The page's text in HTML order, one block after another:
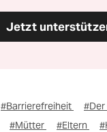
Jetzt
#Barrierefreiheit
#Der
#Mütter #Eltern